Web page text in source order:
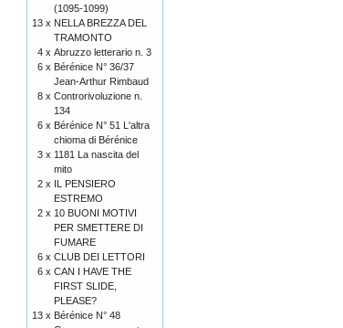
(1095-1099)
13 x NELLA BREZZA DEL
TRAMONTO
4 x Abruzzo letterario n. 3
6 x Bérénice N° 36/37
Jean-Arthur Rimbaud
8 x Controrivoluzione n.
134
6 x Bérénice N° 51 L'altra
chioma di Bérénice
3 x 1181 La nascita del
mito
2 x IL PENSIERO
ESTREMO
2 x 10 BUONI MOTIVI
PER SMETTERE DI
FUMARE
6 x CLUB DEI LETTORI
6 x CAN I HAVE THE
FIRST SLIDE,
PLEASE?
13 x Bérénice N° 48